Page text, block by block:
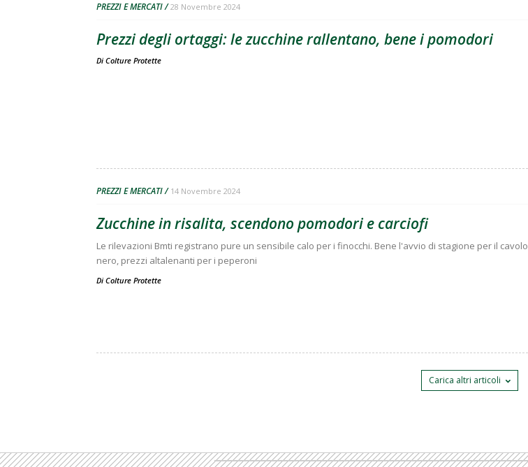
PREZZI E MERCATI 28 Novembre 2024
Prezzi degli ortaggi: le zucchine rallentano, bene i pomodori
Di Colture Protette
PREZZI E MERCATI 14 Novembre 2024
Zucchine in risalita, scendono pomodori e carciofi
Le rilevazioni Bmti registrano pure un sensibile calo per i finocchi. Bene l'avvio di stagione per il cavolo
nero, prezzi altalenanti per i peperoni
Di Colture Protette
Carica altri articoli